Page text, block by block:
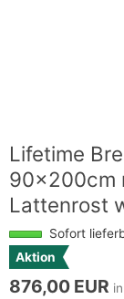
Lifetime
90x200cm
Lattenrost
Sofort
Aktion
876,00 EUR